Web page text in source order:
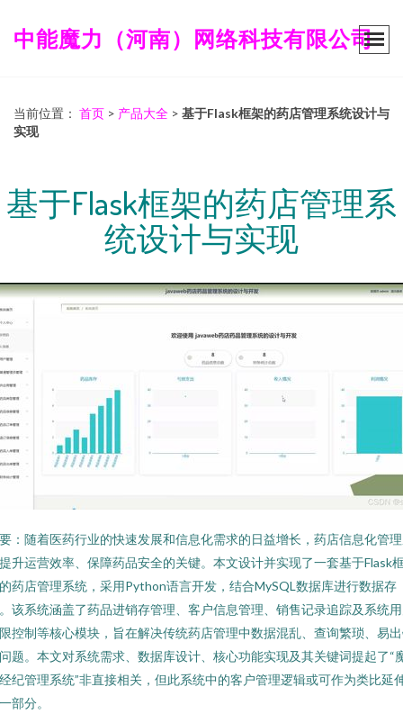
中能魔力（河南）网络科技有限公司
当前位置： 首页 > 产品大全 > 基于Flask框架的药店管理系统设计与
实现
基于Flask框架的药店管理系
统设计与实现
：随着医药行业的快速发展和信息化需求的日益增长，药店信息化管
升运营效率、保障药品安全的关键。本文设计并实现了一套基于Flask
药店管理系统，采用Python语言开发，结合MySQL数据库进行数据存
该系统涵盖了药品进销存管理、客户信息管理、销售记录追踪及系统
控制等核心模块，旨在解决传统药店管理中数据混乱、查询繁琐、易
题。本文对系统需求、数据库设计、核心功能实现及其关键词提起了“
纪管理系统”非直接相关，但此系统中的客户管理逻辑或可作为类比延
部分。